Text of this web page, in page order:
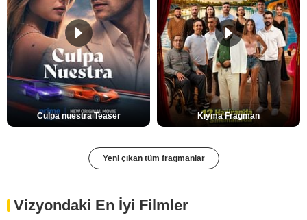
Culpa nuestra Teaser Kıyma Fragman
Yeni çıkan tüm fragmanlar
Vizyondaki En İyi Filmler